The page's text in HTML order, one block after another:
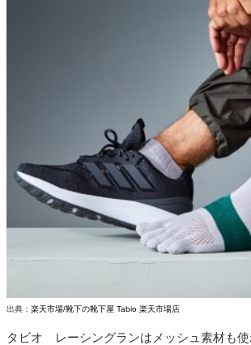
出典： 楽天市場/靴下の靴下屋 Tabio 楽天市場店
タビオ レーシングランはメッシュ素材も使